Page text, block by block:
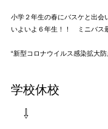
小学２年生の春にバスケと出会
いよいよ６年生！！ ミニバス
“新型コロナウイルス感染拡大防
学校休校
⇩